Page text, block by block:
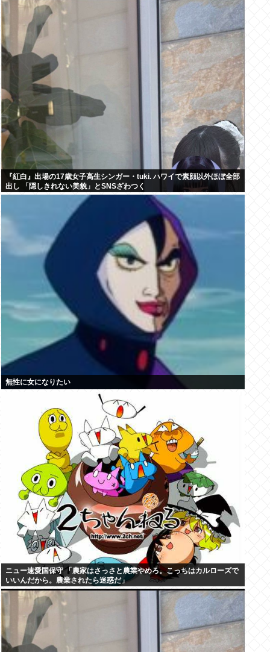
『紅白』出場の17歳女子高生シンガー・tuki. ハワイで素顔以外ほぼ全部
出し 「隠しきれない美貌」とSNSざわつく
無性に女になりたい
ニュー速愛国保守 「農家はさっさと農業やめろ。こっちはカルローズで
いいんだから。農業されたら迷惑だ」